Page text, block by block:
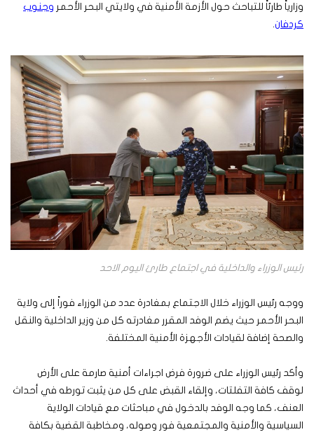
وزارياً طارئاً للتباحث حول الأزمة الأمنية في ولايتي البحر الأحمر وجنوب
كردفان
رئيس الوزراء والداخلية في اجتماع طارئ اليوم الاحد
ووجه رئيس الوزراء خلال الاجتماع بمغادرة عدد من الوزراء فوراً إلى ولاية
البحر الأحمر حيث يضم الوفد المقرر مغادرته كل من وزير الداخلية والنقل
والصحة إضافة لقيادات الأجهزة الأمنية المختلفة.
وأكد رئيس الوزراء على ضرورة فرض اجراءات أمنية صارمة على الأرض
لوقف كافة التفلتات، وإلقاء القبض على كل من يثبت تورطه في أحداث
العنف، كما وجه الوفد بالدخول في مباحثات مع قيادات الولاية
السياسية والأمنية والمجتمعية فور وصوله، ومخاطبة القضية بكافة